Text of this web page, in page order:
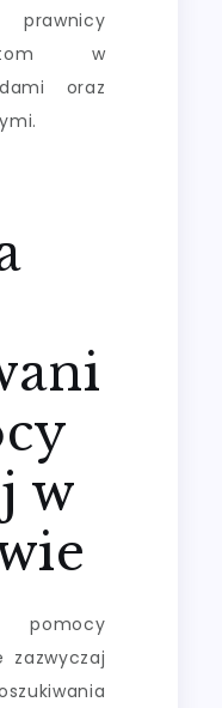
prawnicy
w
oraz
w
pomocy
zazwyczaj